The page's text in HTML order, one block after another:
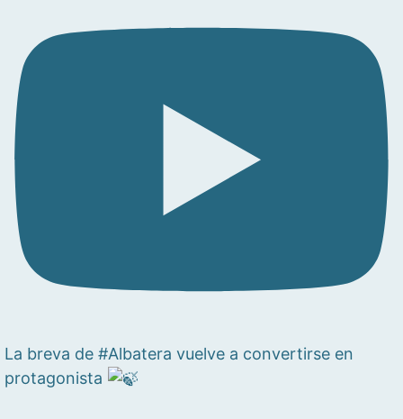
La breva de #Albatera vuelve a convertirse en
protagonista